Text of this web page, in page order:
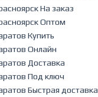
На заказ
Оптом
Купить
Онлайн
Доставка
Под ключ
Быстрая доставка